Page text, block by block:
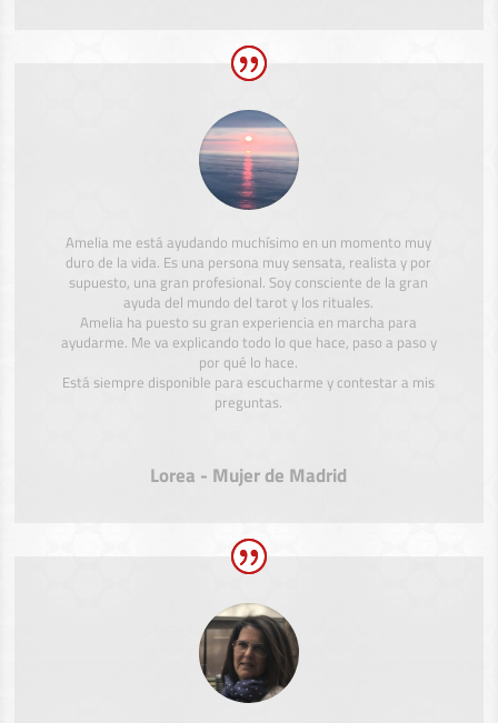
Amelia me está ayudando muchísimo en un momento muy
duro de la vida. Es una persona muy sensata, realista y por
supuesto, una gran profesional. Soy consciente de la gran
ayuda del mundo del tarot y los rituales.
Amelia ha puesto su gran experiencia en marcha para
ayudarme. Me va explicando todo lo que hace, paso a paso y
por qué lo hace.
Está siempre disponible para escucharme y contestar a mis
preguntas.
Lorea - Mujer de Madrid